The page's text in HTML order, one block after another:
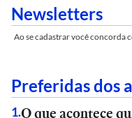
Newsletters
Ao se cadastrar você concorda
Preferidas dos
1.O que acontece